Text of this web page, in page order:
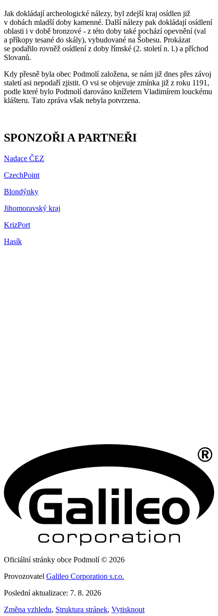
Jak dokládají archeologické nálezy, byl zdejší kraj osídlen již
v dobách mladší doby kamenné. Další nálezy pak dokládají osídlení
oblasti i v době bronzové - z této doby také pochází opevnění (val
a příkopy tesané do skály), vybudované na Šobesu. Prokázat
se podařilo rovněž osídlení z doby římské (2. století n. l.) a příchod
Slovanů.
Kdy přesně byla obec Podmolí založena, se nám již dnes přes závoj
staletí asi nepodaří zjistit. O vsi se objevuje zmínka již z roku 1191,
podle které bylo Podmolí darováno knížetem Vladimírem louckému
klášteru. Tato zpráva však nebyla potvrzena.
SPONZOŘI A PARTNEŘI
Nadace ČEZ
CzechPoint
Blondýnky
Jihomoravský kraj
KrizPort
Hasík
Oficiální stránky obce Podmolí © 2026
Provozovatel Galileo Corporation s.r.o.
Poslední aktualizace: 7. 8. 2026
Změna vzhledu, Struktura stránek, Vytisknout